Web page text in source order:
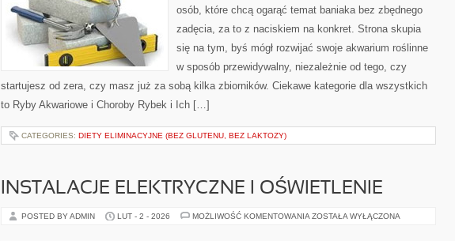
osób, które chcą ogarąć temat baniaka bez zbędnego
zadęcia, za to z naciskiem na konkret. Strona skupia
się na tym, byś mógł rozwijać swoje akwarium roślinne
w sposób przewidywalny, niezależnie od tego, czy
startujesz od zera, czy masz już za sobą kilka zbiorników. Ciekawe kategorie dla wszystkich
to Ryby Akwariowe i Choroby Rybek i Ich […]
CATEGORIES: DIETY ELIMINACYJNE (BEZ GLUTENU, BEZ LAKTOZY)
INSTALACJE ELEKTRYCZNE I OŚWIETLENIE
POSTED BY ADMIN LUT - 2 - 2026 MOŻLIWOŚĆ KOMENTOWANIA INSTALACJE
ZOSTAŁA WYŁĄCZONA